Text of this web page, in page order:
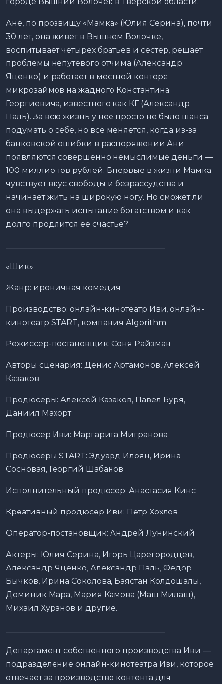
Ане, по прозвищу «Мамка» (Юлия Серина), почти
30 лет, она живет в Вышнем Волочке,
воспитывает четырех братьев и сестер, решает
проблемы непутевого отчима (Александр
Яценко) и работает в местной конторе
микрозаймов на жадного Константина
Георгиевича, известного как КГ (Александр
Паль). За всю жизнь у нее просто не было шанса
подумать о себе, но все меняется, когда из-за
банковской ошибки в распоряжении Ани
появляются совершенно немыслимые деньги —
100 миллионов рублей. Впервые в жизни Мамка
чувствует вкус свободы и безрассудства и
начинает жить на широкую ногу. Но сможет ли
она выдержать испытание богатством и как
долго продлится ее счастье?
«Шик»
Жанр: ироничная комедия
Производство: онлайн-кинотеатр Иви, онлайн-
кинотеатр START, компания Algorithm
Режиссер-постановщик: Соня Райзман
Авторы сценария: Денис Артамонов, Алексей
Казаков
Продюсеры: Алексей Казаков, Павел Буря,
Даниил Махорт
Продюсер Иви: Маргарита Мигранова
Продюсеры START: Эдуард Илоян, Ирина
Сосновая, Георгий Шабанов
Исполнительный продюсер: Анастасия Кинс
Креативный продюсер Иви: Пётр Хохлов
Оператор-постановщик: Андрей Лунинский
Актеры: Юлия Серина, Игорь Царегородцев,
Александр Яценко, Александр Паль, Федор
Бычков, Ирина Соколова, Баястан Колдошалы,
Доминик Мара, Мария Камова (Маш Милаш),
Михаил Хуранов и другие.
Департамент собственного производства Иви —
подразделение онлайн-кинотеатра Иви, которое
отвечает за производство контента для